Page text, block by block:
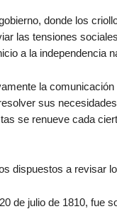
donde los
las tensiones
a la independencia
la comunicación
sus
se renueve cada
dispuestos a revisar
de julio de 1810, fue